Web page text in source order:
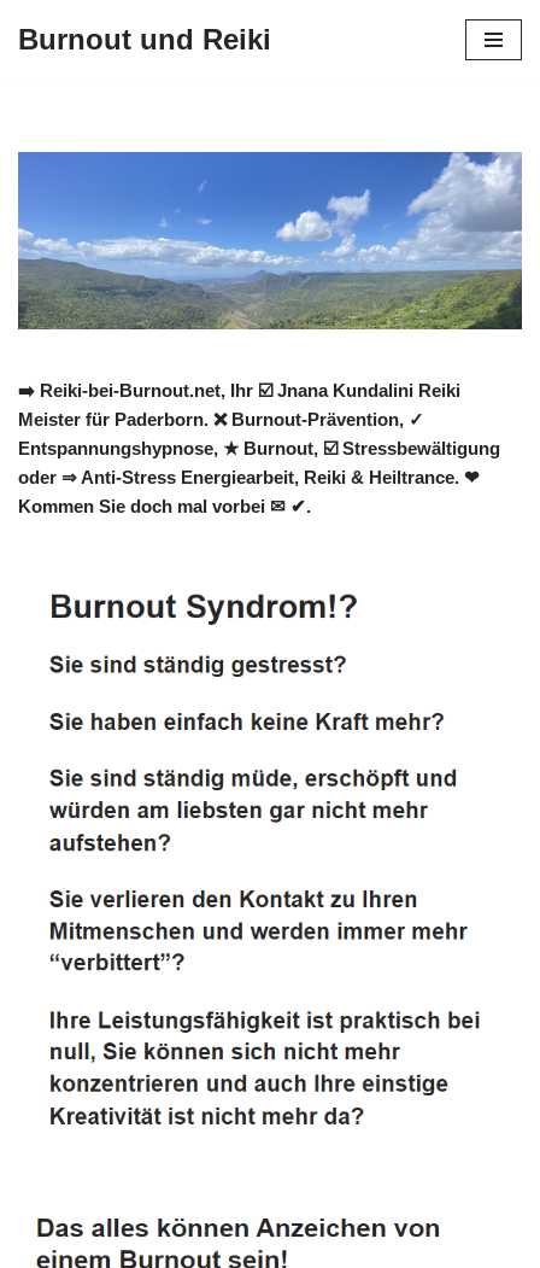
Burnout und Reiki
➡️ Reiki-bei-Burnout.net, Ihr ☑️ Jnana Kundalini Reiki
Meister für Paderborn. ❌ Burnout-Prävention, ✓
Entspannungshypnose, ★ Burnout, ☑️ Stressbewältigung
oder ⇒ Anti-Stress Energiearbeit, Reiki & Heiltrance. ❤
Kommen Sie doch mal vorbei ✉ ✔.